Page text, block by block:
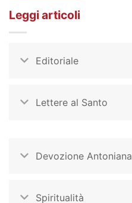
Leggi articoli
Editoriale
Lettere al Santo
Devozione Antoniana
Spiritualità